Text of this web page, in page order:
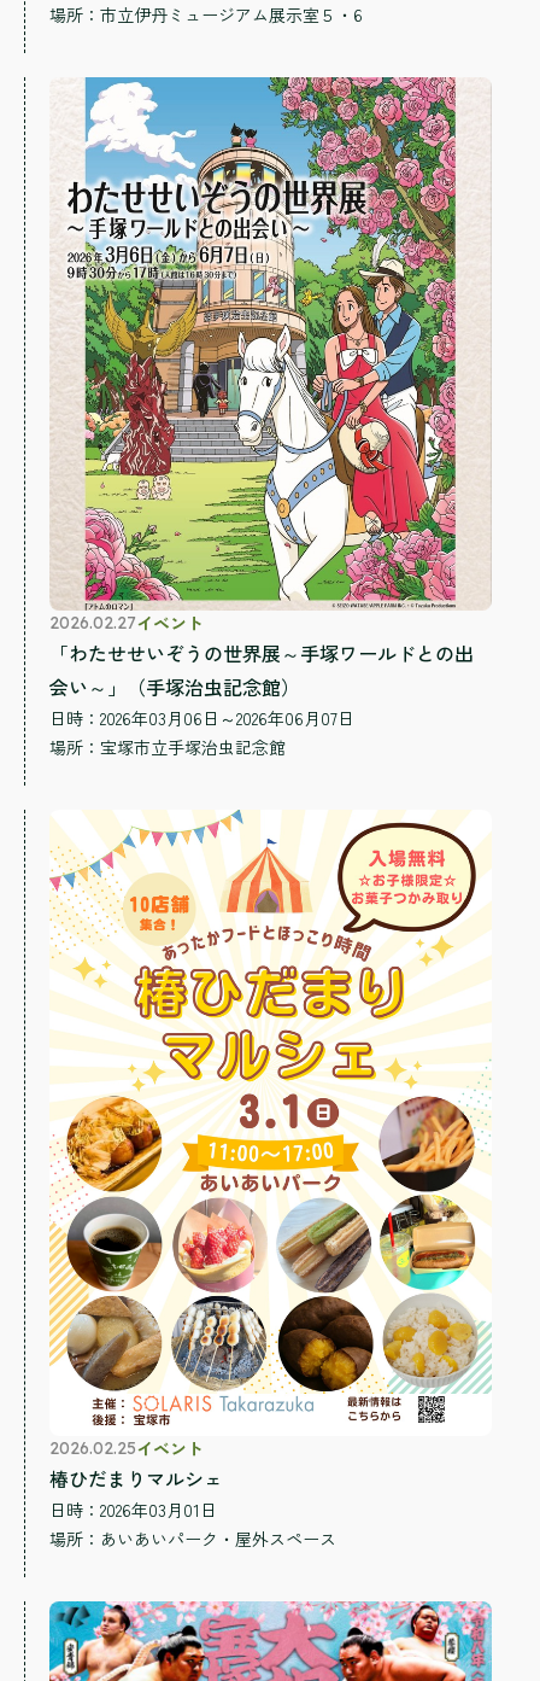
場所： 市立伊丹ミュージアム展示室５・6
2026.02.27イベント
「わたせせいぞうの世界展～手塚ワールドとの出
会い～」（手塚治虫記念館）
日時：2026年03月06日～2026年06月07日
場所： 宝塚市立手塚治虫記念館
2026.02.25イベント
椿ひだまりマルシェ
日時：2026年03月01日
場所： あいあいパーク・屋外スペース